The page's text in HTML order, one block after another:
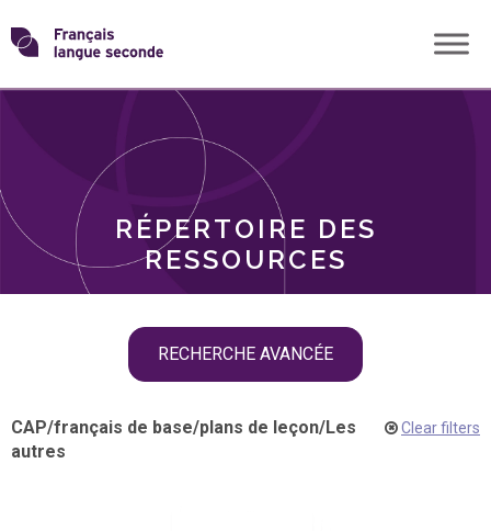
Skip
toTransformons
langue
RÉPERTOIRE DES
RESSOURCES
RECHERCHE AVANCÉE
THÈMES
CAP/français de base/plans de leçon/Les
autres
Clear filters